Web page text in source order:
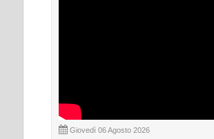
Giovedì 06 Agosto 2026